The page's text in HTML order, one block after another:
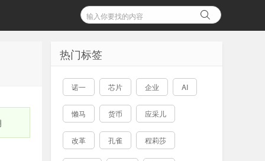
热门标签
诺一 芯片 企业 AI
懒马 货币 应采儿
改革 孔雀 程莉莎